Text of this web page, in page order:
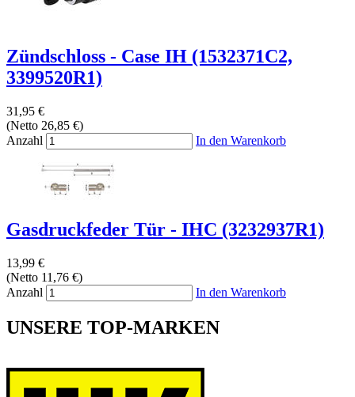
Zündschloss - Case IH (1532371C2,
3399520R1)
31,95 €
(Netto 26,85 €)
Anzahl
In den Warenkorb
Gasdruckfeder Tür - IHC (3232937R1)
13,99 €
(Netto 11,76 €)
Anzahl
In den Warenkorb
UNSERE TOP-MARKEN